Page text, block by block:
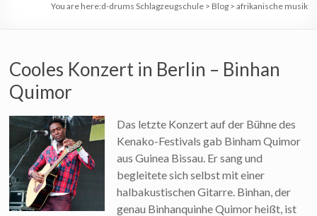
You are here:d-drums Schlagzeugschule> Blog> afrikanische musik
Cooles Konzert in Berlin – Binhan
Quimor
Das letzte Konzert auf der Bühne des
Kenako-Festivals gab Binham Quimor
aus Guinea Bissau. Er sang und
begleitete sich selbst mit einer
halbakustischen Gitarre. Binhan, der
genau Binhanquinhe Quimor heißt, ist